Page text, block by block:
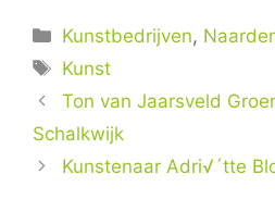
Categorieën
Kunstbedrijven,
Tags
Kunst
Ton van Jaarsveld
Schalkwijk
Kunstenaar Adri√´tte